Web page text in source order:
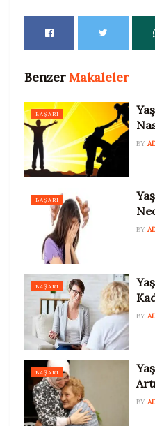
BenzerMakaleler
BAŞARI
BY
BAŞARI
BY
BAŞARI
BY
BAŞARI
BY